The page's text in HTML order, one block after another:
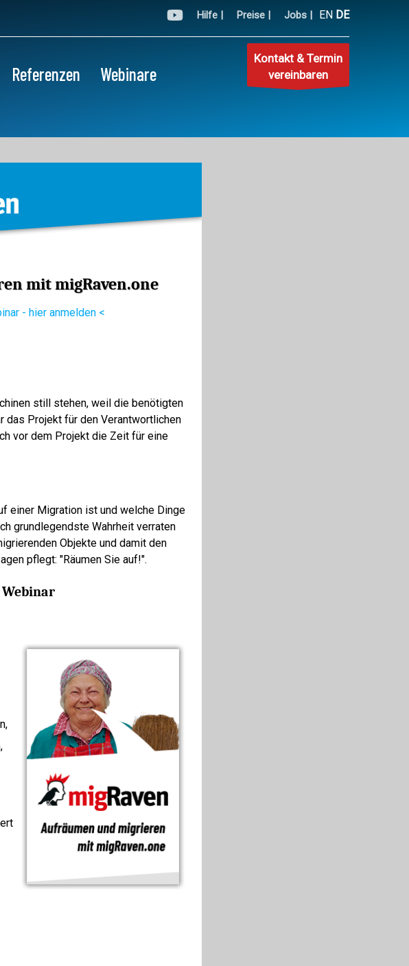
Hilfe | Preise | Jobs | EN DE
Referenzen Webinare
Kontakt & Termin
vereinbaren
mit migRaven.one
- hier anmelden <
still stehen, weil die benötigten
das Projekt für den Verantwortlichen
vor dem Projekt die Zeit für eine
einer Migration ist und welche Dinge
grundlegendste Wahrheit verraten
Objekte und damit den
pflegt: "Räumen Sie auf!".
Webinar